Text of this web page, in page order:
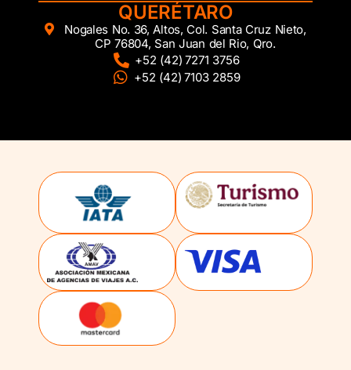
QUERÉTARO
Nogales No. 36, Altos, Col. Santa Cruz Nieto,
CP 76804, San Juan del Rio, Qro.
+52 (42) 7271 3756
+52 (42) 7103 2859